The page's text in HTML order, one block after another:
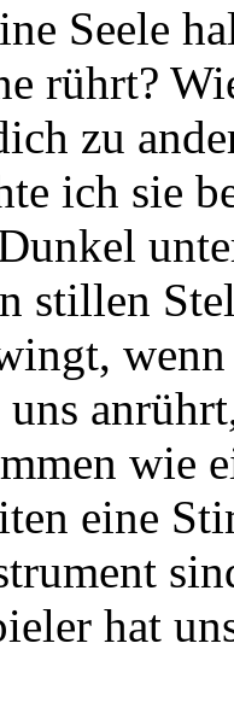
Seele
rührt?
zu
ich sie
stillen
uns
wie
eine
hat